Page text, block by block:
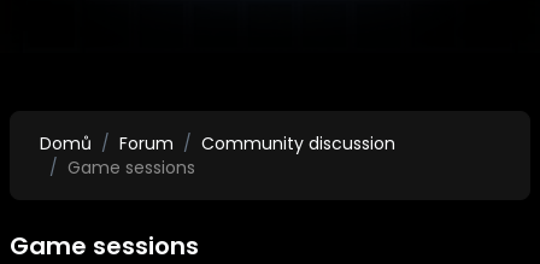
Domů Forum
Community discussion
Game sessions
Game sessions